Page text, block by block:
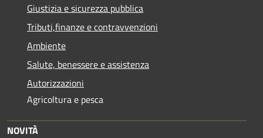
Giustizia e sicurezza pubblica
Tributi,finanze e contravvenzioni
Ambiente
Salute, benessere e assistenza
Autorizzazioni
Agricoltura e pesca
NOVITÀ